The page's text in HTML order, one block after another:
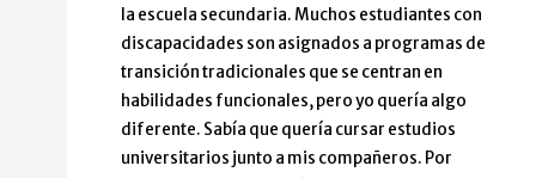
la escuela secundaria. Muchos estudiantes con
discapacidades son asignados a programas de
transición tradicionales que se centran en
habilidades funcionales, pero yo quería algo
diferente. Sabía que quería cursar estudios
universitarios junto a mis compañeros. Por